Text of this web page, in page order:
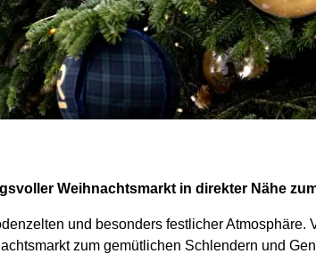
Weihnachtsmarkt in direkter Nähe
und besonders festlicher Atmosphäre.
zum gemütlichen Schlendern und